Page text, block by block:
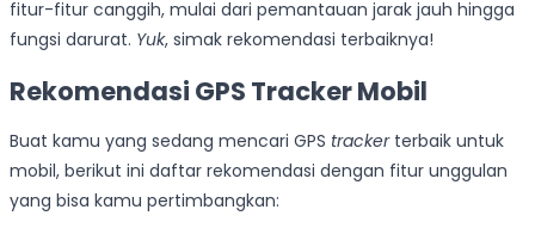
fitur-fitur canggih, mulai dari pemantauan jarak jauh hingga
fungsi darurat. Yuk, simak rekomendasi terbaiknya!
Rekomendasi GPS Tracker Mobil
Buat kamu yang sedang mencari GPS trackerterbaik untuk
mobil, berikut ini daftar rekomendasi dengan fitur unggulan
yang bisa kamu pertimbangkan: